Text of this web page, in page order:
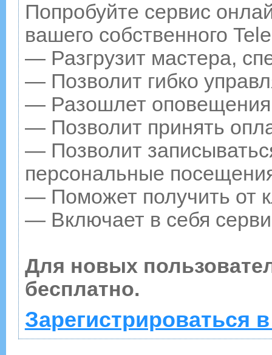
Попробуйте сервис
вашего собственного
— Разгрузит мастера,
— Позволит гибко
— Разошлет оповещения
— Позволит принять
— Позволит
персональные
— Поможет получить от
— Включает в себя
Для новых
бесплатно.
Зарегистрироваться